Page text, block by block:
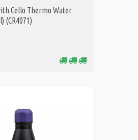
Cello Thermo Water
(CR4071)